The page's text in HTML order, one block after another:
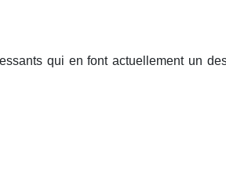
qui en font actuellement un